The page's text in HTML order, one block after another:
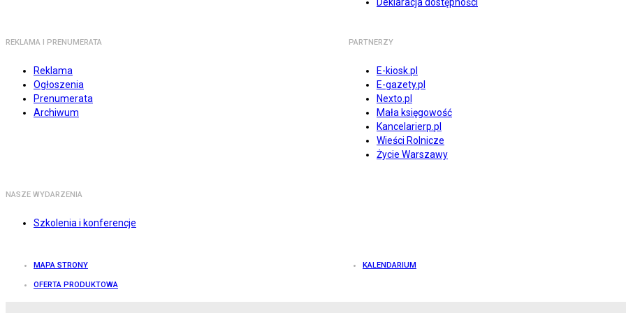
REKLAMA I PRENUMERATA
Reklama
Ogłoszenia
Prenumerata
Archiwum
PARTNERZY
E-kiosk.pl
E-gazety.pl
Nexto.pl
Mała księgowość
Kancelarierp.pl
Wieści Rolnicze
Życie Warszawy
NASZE WYDARZENIA
Szkolenia i konferencje
MAPA STRONY KALENDARIUM
OFERTA PRODUKTOWA